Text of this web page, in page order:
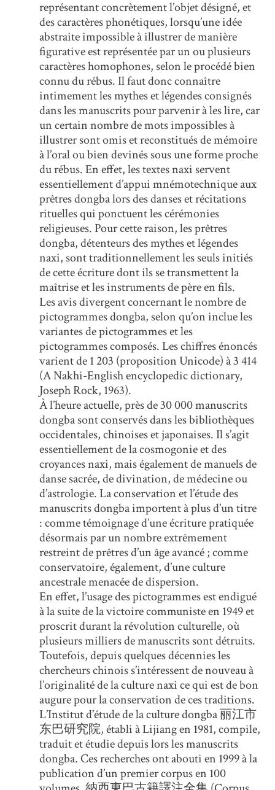
représentant concrètement l’objet désigné, et
des caractères phonétiques, lorsqu’une idée
abstraite impossible à illustrer de manière
figurative est représentée par un ou plusieurs
caractères homophones, selon le procédé bien
connu du rébus. Il faut donc connaître
intimement les mythes et légendes consignés
dans les manuscrits pour parvenir à les lire, car
un certain nombre de mots impossibles à
illustrer sont omis et reconstitués de mémoire
à l’oral ou bien devinés sous une forme proche
du rébus. En effet, les textes naxi servent
essentiellement d’appui mnémotechnique aux
prêtres dongba lors des danses et récitations
rituelles qui ponctuent les cérémonies
religieuses. Pour cette raison, les prêtres
dongba, détenteurs des mythes et légendes
naxi, sont traditionnellement les seuls initiés
de cette écriture dont ils se transmettent la
maîtrise et les instruments de père en fils.
Les avis divergent concernant le nombre de
pictogrammes dongba, selon qu’on inclue les
variantes de pictogrammes et les
pictogrammes composés. Les chiffres énoncés
varient de 1 203 (proposition Unicode) à 3 414
(A Nakhi-English encyclopedic dictionary,
Joseph Rock, 1963).
À l’heure actuelle, près de 30 000 manuscrits
dongba sont conservés dans les bibliothèques
occidentales, chinoises et japonaises. Il s’agit
essentiellement de la cosmogonie et des
croyances naxi, mais également de manuels de
danse sacrée, de divination, de médecine ou
d’astrologie. La conservation et l’étude des
manuscrits dongba importent à plus d’un titre
: comme témoignage d’une écriture pratiquée
désormais par un nombre extrêmement
restreint de prêtres d’un âge avancé ; comme
conservatoire, également, d’une culture
ancestrale menacée de dispersion.
En effet, l’usage des pictogrammes est endigué
à la suite de la victoire communiste en 1949 et
proscrit durant la révolution culturelle, où
plusieurs milliers de manuscrits sont détruits.
Toutefois, depuis quelques décennies les
chercheurs chinois s’intéressent de nouveau à
l’originalité de la culture naxi ce qui est de bon
augure pour la conservation de ces traditions.
L’Institut d’étude de la culture dongba 丽江市
东巴研究院, établi à Lijiang en 1981, compile,
traduit et étudie depuis lors les manuscrits
dongba. Ces recherches ont abouti en 1999 à la
publication d’un premier corpus en 100